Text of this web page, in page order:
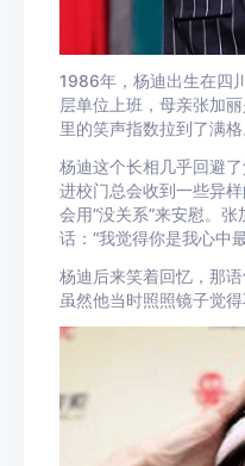
1986年，杨迪出生在四
层单位上班，母亲张加
里的笑声指数拉到了满格
杨迪这个长相几乎回避
进校门总会收到一些异
会用“没关系”来安慰。
话：“我觉得你是我心中
杨迪后来笑着回忆，那
虽然他当时照照镜子觉得